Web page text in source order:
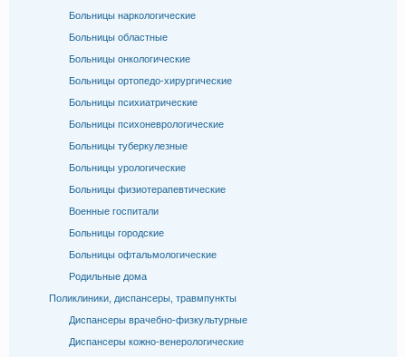
Больницы наркологические
Больницы областные
Больницы онкологические
Больницы ортопедо-хирургические
Больницы психиатрические
Больницы психоневрологические
Больницы туберкулезные
Больницы урологические
Больницы физиотерапевтические
Военные госпитали
Больницы городские
Больницы офтальмологические
Родильные дома
Поликлиники, диспансеры, травмпункты
Диспансеры врачебно-физкультурные
Диспансеры кожно-венерологические